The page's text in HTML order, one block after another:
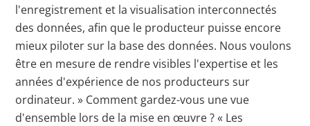
l'enregistrement et la visualisation interconnectés
des données, afin que le producteur puisse encore
mieux piloter sur la base des données. Nous voulons
être en mesure de rendre visibles l'expertise et les
années d'expérience de nos producteurs sur
ordinateur. » Comment gardez-vous une vue
d'ensemble lors de la mise en œuvre ? « Les